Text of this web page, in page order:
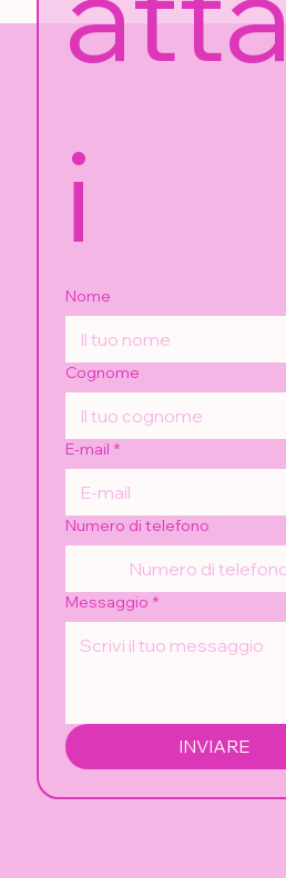
i
Nome
Cognome
E-mail *
Numero di telefono
Messaggio *
INVIARE